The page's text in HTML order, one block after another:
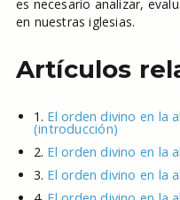
es necesario analizar,
en nuestras iglesias.
Artículos
1. El orden divino en la
(introducción)
2. El orden divino en la
3. El orden divino en la